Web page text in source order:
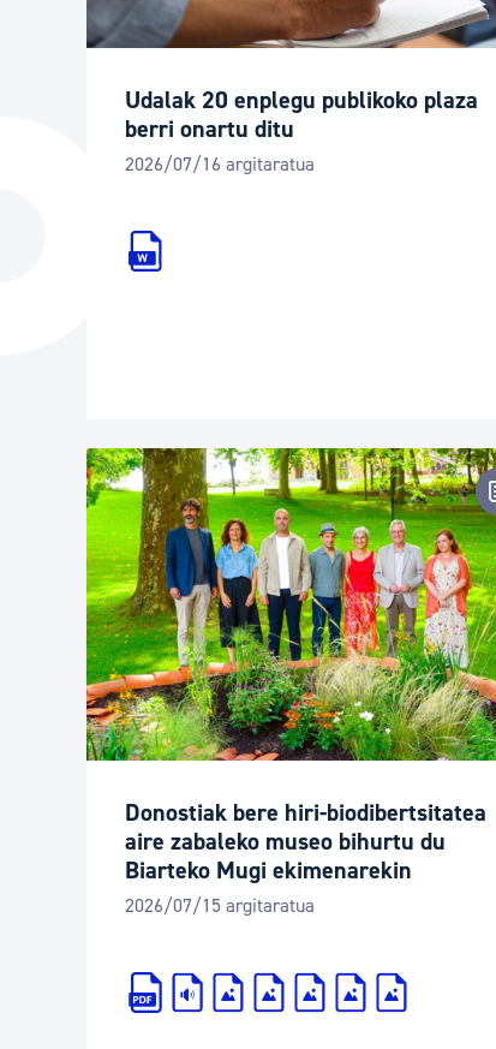
Udalak 20 enplegu publikoko plaza
berri onartu ditu
2026/07/16 argitaratua
Donostiak bere hiri-biodibertsitatea
aire zabaleko museo bihurtu du
Biarteko Mugi ekimenarekin
2026/07/15 argitaratua